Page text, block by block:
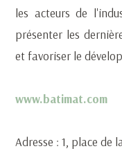
les acteurs de
présenter les
et favoriser le
www.batimat.com
Adresse : 1, place de